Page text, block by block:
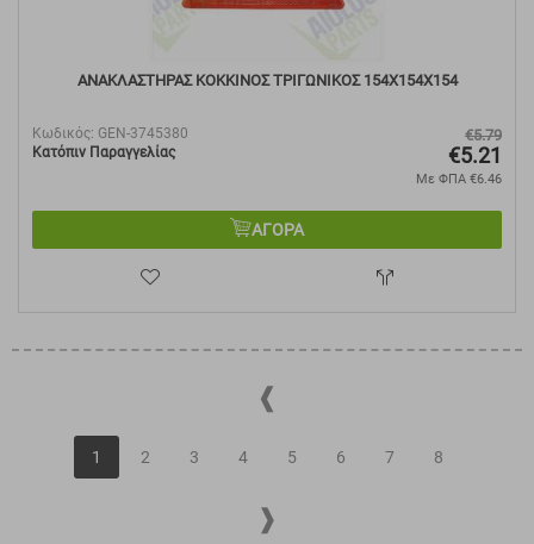
ΑΝΑΚΛΑΣΤΗΡΑΣ ΚΟΚΚΙΝΟΣ ΤΡΙΓΩΝΙΚΟΣ 154X154X154
Κωδικός: GEN-3745380
Κατόπιν Παραγγελίας
€5.79
€5.21
Με ΦΠΑ €6.46
ΑΓΟΡΑ
1 2 3 4 5 6 7 8